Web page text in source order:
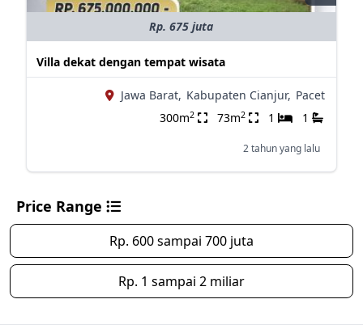
Rp. 675 juta
Villa dekat dengan tempat wisata
Jawa Barat, Kabupaten Cianjur, Pacet
300m2 73m2 1 1
2 tahun yang lalu
Price Range
Rp. 600 sampai 700 juta
Rp. 1 sampai 2 miliar